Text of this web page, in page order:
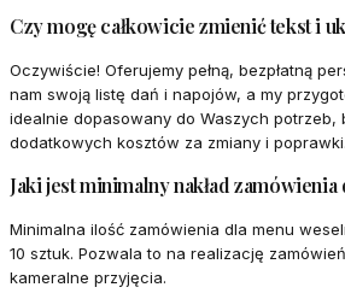
Czy mogę całkowicie zmienić tekst i
Oczywiście! Oferujemy pełną, bezpłatną
nam swoją listę dań i napojów, a my
idealnie dopasowany do Waszych potrzeb,
dodatkowych kosztów za zmiany i poprawki.
Jaki jest minimalny nakład
Minimalna ilość zamówienia dla menu
10 sztuk. Pozwala to na realizację
kameralne przyjęcia.